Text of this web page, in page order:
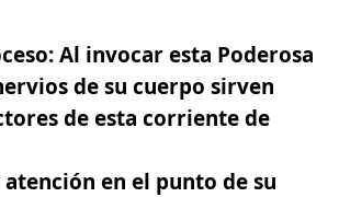
Al invocar esta Poderosa
de su cuerpo sirven
de esta corriente de
atención en el punto de su